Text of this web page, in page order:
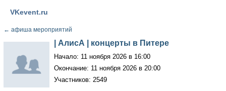
VKevent.ru
← афиша мероприятий
| АлисА | концерты в Питере
Начало: 11 ноября 2026 в 16:00
Окончание: 11 ноября 2026 в 20:00
Участников: 2549